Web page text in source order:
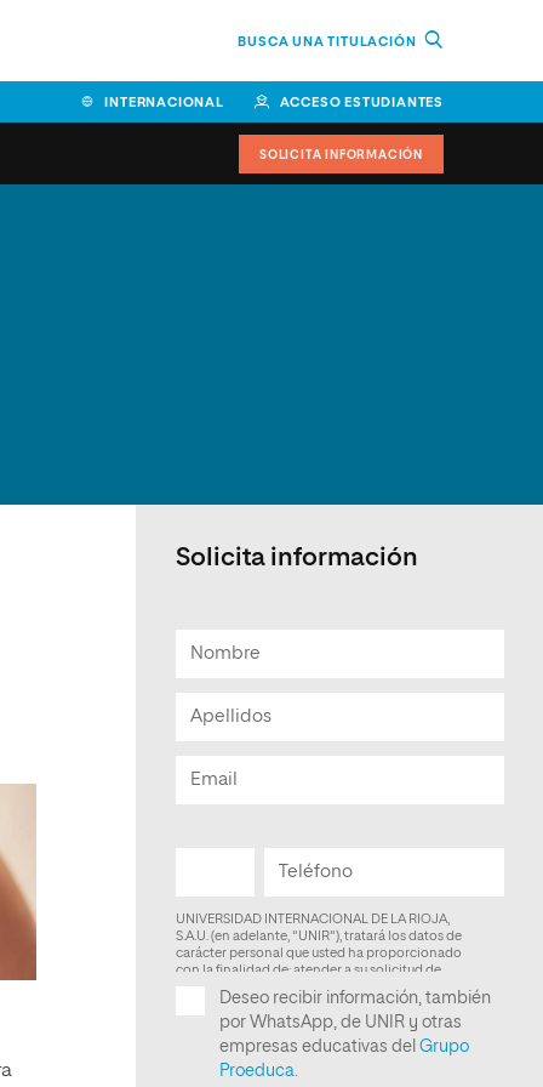
BUSCA UNA TITULACIÓN
INTERNACIONAL ACCESO ESTUDIANTES
SOLICITA INFORMACIÓN
Solicita información